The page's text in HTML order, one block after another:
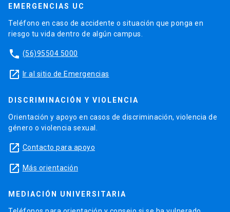
EMERGENCIAS UC
Teléfono en caso de accidente o situación que ponga en
riesgo tu vida dentro de algún campus.
phone (56)95504 5000
launch Ir al sitio de Emergencias
DISCRIMINACIÓN Y VIOLENCIA
Orientación y apoyo en casos de discriminación, violencia de
género o violencia sexual.
launch Contacto para apoyo
launch Más orientación
MEDIACIÓN UNIVERSITARIA